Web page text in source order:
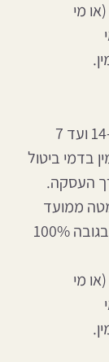
מי
במקרה של ביטול הזמנה מהיום ה-14 ועד 7
בדמי ביטול
7 ימים ומטה ממועד
האירוח - יחויב המזמין בדמי ביטול בגובה 100%
מי